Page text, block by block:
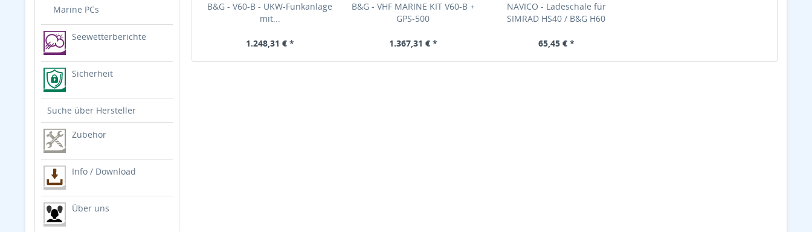
Marine PCs
Seewetterberichte
Sicherheit
Suche über Hersteller
Zubehör
Info / Download
Über uns
B&G - V60-B - UKW-Funkanlage
mit...
1.248,31 € *
B&G - VHF MARINE KIT V60-B +
GPS-500
1.367,31 € *
NAVICO - Ladeschale für
SIMRAD HS40 / B&G H60
65,45 € *